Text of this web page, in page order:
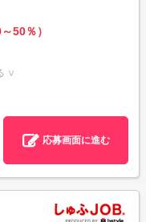
50％）
∨
応募画面に進む